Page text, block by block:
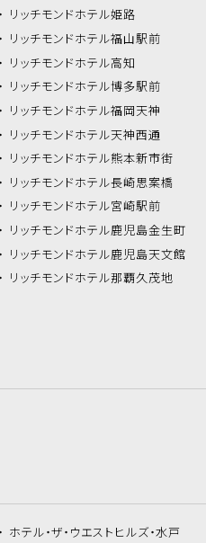
リッチモンドホテル姫路
リッチモンドホテル福山駅前
リッチモンドホテル高知
リッチモンドホテル博多駅前
リッチモンドホテル福岡天神
リッチモンドホテル天神西通
リッチモンドホテル熊本新市街
リッチモンドホテル長崎思案橋
リッチモンドホテル宮崎駅前
リッチモンドホテル鹿児島金生町
リッチモンドホテル鹿児島天文館
リッチモンドホテル那覇久茂地
ホテル・ザ・ ウエストヒルズ・水戸